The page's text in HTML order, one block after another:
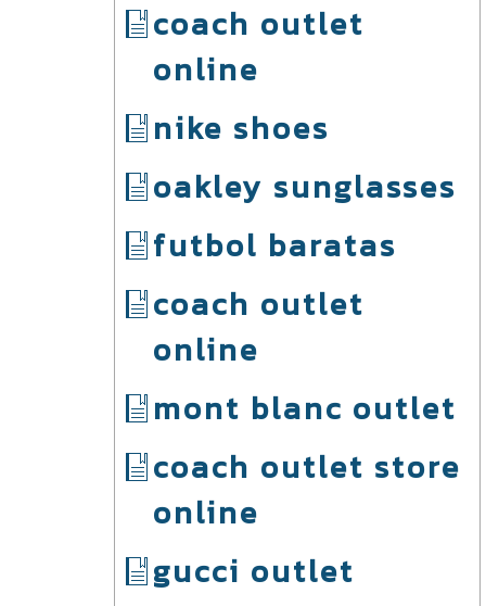
coach outlet
online
nike shoes
oakley sunglasses
futbol baratas
coach outlet
online
mont blanc outlet
coach outlet store
online
gucci outlet